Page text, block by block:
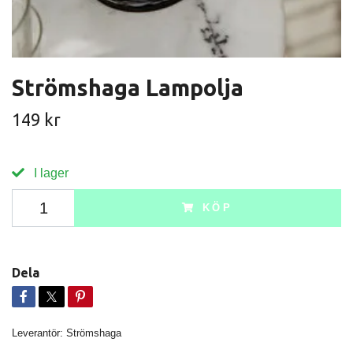
Strömshaga Lampolja
149 kr
I lager
KÖP
Dela
Leverantör: Strömshaga